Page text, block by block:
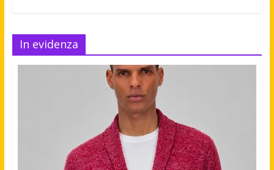
In evidenza